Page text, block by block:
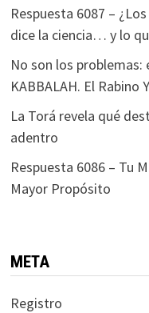
Respuesta 6087 –
dice la ciencia… y lo
No son los
KABBALAH. El Rabino
La Torá revela qué
adentro
Respuesta 6086 – Tu
Mayor Propósito
META
Registro